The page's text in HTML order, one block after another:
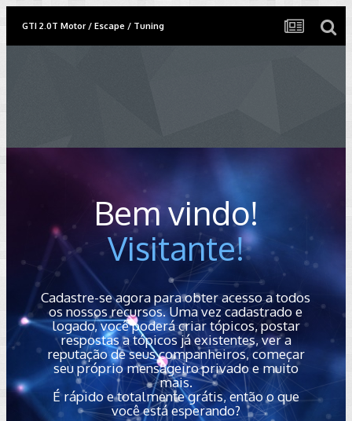
GTI 2.0T Motor / Escape / Tuning
Bem vindo!
Visitante!
Cadastre-se agora para obter acesso a todos
os nossos recursos. Uma vez cadastrado e
logado, você poderá criar tópicos, postar
respostas a tópicos já existentes, ver a
reputação de seus companheiros, começar
seu próprio mensageiro privado e muito
mais.
É rápido e totalmente grátis, então o que
você está esperando?